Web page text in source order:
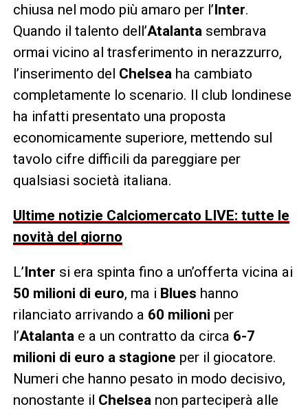
chiusa nel modo più amaro per l’Inter.
Quando il talento dell’Atalanta sembrava
ormai vicino al trasferimento in nerazzurro,
l’inserimento del Chelsea ha cambiato
completamente lo scenario. Il club londinese
ha infatti presentato una proposta
economicamente superiore, mettendo sul
tavolo cifre difficili da pareggiare per
qualsiasi società italiana.
Ultime notizie Calciomercato LIVE: tutte le
novità del giorno
L’Inter si era spinta fino a un’offerta vicina ai
50 milioni di euro, ma i Blues hanno
rilanciato arrivando a 60 milioni per
l’Atalanta e a un contratto da circa 6-7
milioni di euro a stagione per il giocatore.
Numeri che hanno pesato in modo decisivo,
nonostante il Chelsea non parteciperà alle